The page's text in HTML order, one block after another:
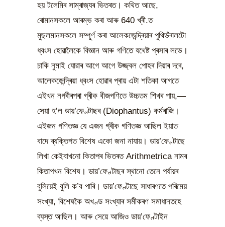
হয় টলেমিৰ সাম্ৰাজ্যৰ ভিতৰত। কথিত আছে,
ৰোমানসকলে আৰম্ভ কৰা আৰু 640 খ্ৰী.ত
মুছলমানসকলে সম্পূৰ্ণ কৰা আলেকজেন্দ্ৰিয়াৰ পুথিভঁৰালটো
ধ্বংস হোৱালৈকে বিজ্ঞান আৰু গণিতে যথেষ্ট প্ৰসাৰ লভে।
চাকি নুমাই যোৱাৰ আগে আগে উজ্জ্বল পোহৰ দিয়াৰ দৰে,
আলেকজেন্দ্ৰিয়া ধ্বংস হোৱাৰ প্ৰায় এটা শতিকা আগতে
এইখন নগৰীৰপৰা গ্ৰীক বীজগণিতে উচ্চতম শিখৰ পায়,—
সেয়া হ’ল ডায়’ফেণ্টাছৰ (Diophantus) কৰ্মৰাজি।
এইজন গণিতজ্ঞ যে এজন গ্ৰীক গণিতজ্ঞ আছিল ইয়াত
বাদে ব্যক্তিগত বিশেষ একো জনা নাযায়। ডায়’ফেণ্টাছে
লিখা কেইবাখনো কিতাপৰ ভিতৰত Arithmetrica নামৰ
কিতাপখন বিশেষ। ডায়’ফেণ্টাছৰ স্থানো তেনে পৰ্যায়ৰ
বুলিয়েই বুলি ক’ব পাৰি। ডায়’ফেণ্টাছে সাধাৰণতে পৰিমেয়
সংখ্যা, বিশেষকৈ অখণ্ড সংখ্যাৰ সমীকৰণ সমাধানতহে
ব্যস্ত আছিল। আৰু সেয়ে আজিও ডায়’ফেণ্টাইন